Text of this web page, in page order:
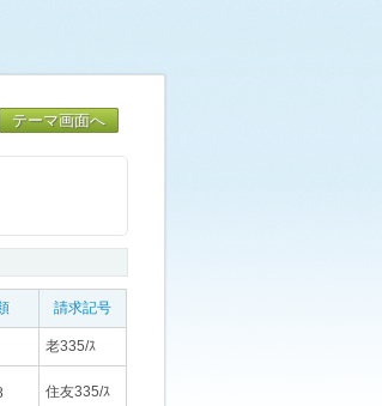
テーマ画面へ
請求記号
老335/ｽ
住友335/ｽ